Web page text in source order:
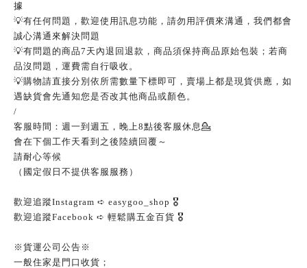
據
💡有任何問題，歡迎使用訊息功能，請勿用評價來溝通，我們都會
誠心溝通來解決問題
💡有問題的商品7 天內退回退款，商品須保持商品原始包裝；若商
品沒問題，運費需自行吸收。
💡購物請直接分別依所需數量下標即可，賣場上都是現貨供應，如
遇缺貨會先通知您是否改其他商品或顏色。
/
客服時間：週一到週五，晚上8點後客服休息💁
會在下個工作天看到之後陸續回覆～
請耐心等候
（國定假日不提供客服服務）
歡迎追蹤Instagram ➪ easygoo_shop 🎖
歡迎追蹤Facebook ➪ 輕鬆購五金百貨 🎖
※貨運公司公告※
一般住家是門口收貨；